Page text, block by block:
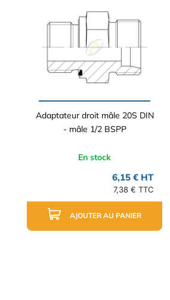
Adaptateur droit mâle 20S DIN
- mâle 1/2 BSPP
En stock
6,15 € HT
7,38 € TTC
AJOUTER AU PANIER